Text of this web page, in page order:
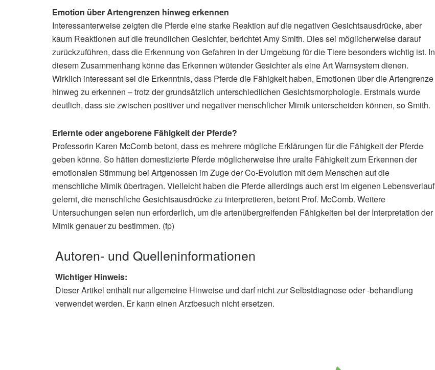
Emotion über Artengrenzen hinweg erkennen
Interessanterweise zeigten die Pferde eine starke Reaktion auf die negativen Gesichtsausdrücke, aber
kaum Reaktionen auf die freundlichen Gesichter, berichtet Amy Smith. Dies sei möglicherweise darauf
zurückzuführen, dass die Erkennung von Gefahren in der Umgebung für die Tiere besonders wichtig ist. In
diesem Zusammenhang könne das Erkennen wütender Gesichter als eine Art Warnsystem dienen.
Wirklich interessant sei die Erkenntnis, dass Pferde die Fähigkeit haben, Emotionen über die Artengrenze
hinweg zu erkennen – trotz der grundsätzlich unterschiedlichen Gesichtsmorphologie. Erstmals wurde
deutlich, dass sie zwischen positiver und negativer menschlicher Mimik unterscheiden können, so Smith.
Erlernte oder angeborene Fähigkeit der Pferde?
Professorin Karen McComb betont, dass es mehrere mögliche Erklärungen für die Fähigkeit der Pferde
geben könne. So hätten domestizierte Pferde möglicherweise ihre uralte Fähigkeit zum Erkennen der
emotionalen Stimmung bei Artgenossen im Zuge der Co-Evolution mit dem Menschen auf die
menschliche Mimik übertragen. Vielleicht haben die Pferde allerdings auch erst im eigenen Lebensverlauf
gelernt, die menschliche Gesichtsausdrücke zu interpretieren, betont Prof. McComb. Weitere
Untersuchungen seien nun erforderlich, um die artenübergreifenden Fähigkeiten bei der Interpretation der
Mimik genauer zu bestimmen. (fp)
Autoren- und Quelleninformationen
Wichtiger Hinweis:
Dieser Artikel enthält nur allgemeine Hinweise und darf nicht zur Selbstdiagnose oder -behandlung
verwendet werden. Er kann einen Arztbesuch nicht ersetzen.